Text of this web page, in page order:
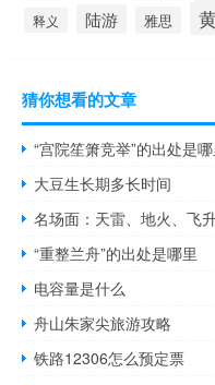
释义 陆游 雅思
猜你想看的文章
“宫院笙箫竞举”的出处是哪
大豆生长期多长时间
名场面：天雷、地火、飞
“重整兰舟”的出处是哪里
电容量是什么
舟山朱家尖旅游攻略
铁路12306怎么预定票